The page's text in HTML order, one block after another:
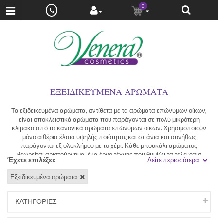
0
ΕΞΕΙΔΙΚΕΥΜΈΝΑ ΑΡΏΜΑΤΑ
Τα εξιδεικευμένα αρώματα, αντίθετα με τα αρώματα επώνυμων οίκων,
είναι αποκλειστικά αρώματα που παράγονται σε πολύ μικρότερη
κλίμακα από τα κανονικά αρώματα επώνυμων οίκων. Χρησιμοποιούν
μόνο αιθέρια έλαια υψηλής ποιότητας και σπάνια και συνήθως
παράγονται εξ ολοκλήρου με το χέρι. Κάθε μπουκάλι αρώματος
θεωρείται αριστούργημα, ένα έργο τέχνης που θυμίζει τα τελευταία
χρόνια της δόξας του αρώματος όταν τα αρώματα σχεδιάστηκαν μόνο για
να φορούνται από ευγενείς και βασιλικές οικογένειες.
καταστήματα αρωμάτων και ομορφιάς. Τώρα, χάρη στο διαδίκτυο, έχετε
Δείτε περισσότερα
Έχετε επιλέξει:
Εξειδικευμένα αρώματα
ΚΑΤΗΓΟΡΙΕΣ